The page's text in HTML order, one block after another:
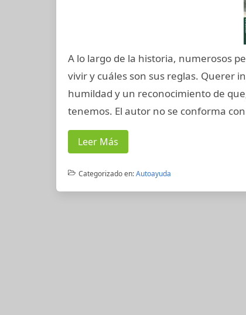
A lo largo de la historia, numerosos
vivir y cuáles son sus reglas. Querer
humildad y un reconocimiento de
tenemos. El autor no se conforma
Leer Más
Categorizado en:Autoayuda